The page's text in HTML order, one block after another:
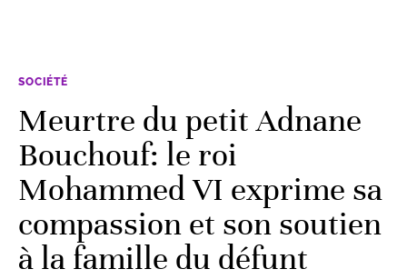
SOCIÉTÉ
Meurtre du petit Adnane
Bouchouf: le roi
Mohammed VI exprime sa
compassion et son soutien
à la famille du défunt